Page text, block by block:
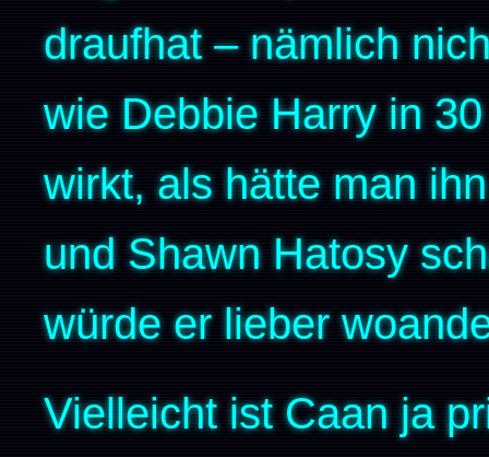
draufhat – nämlich
wie Debbie Harry in
wirkt, als hätte man
und Shawn Hatosy
würde er lieber
Vielleicht ist Caan ja